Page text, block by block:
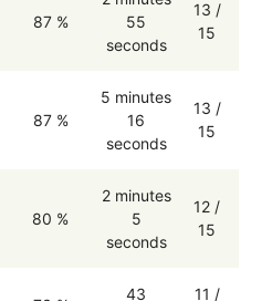
87 %
55
seconds
13 /
15
87 %
5 minutes
16
seconds
13 /
15
80 %
2 minutes
5
seconds
12 /
15
43 11 /